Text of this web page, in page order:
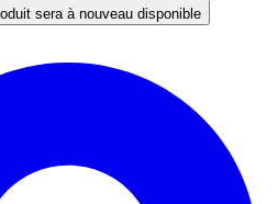
sera à nouveau disponible